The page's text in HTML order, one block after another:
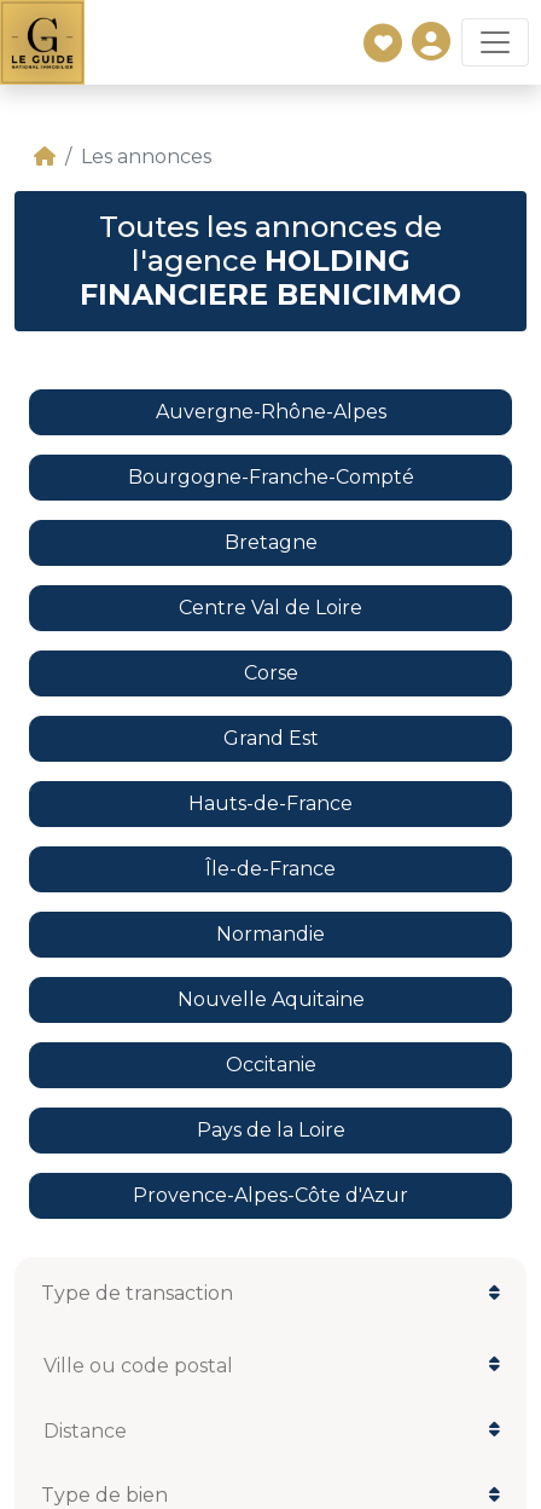
Les annonces
Toutes les annonces de
l'agence HOLDING
FINANCIERE BENICIMMO
Auvergne-Rhône-Alpes
Bourgogne-Franche-Compté
Bretagne
Centre Val de Loire
Corse
Grand Est
Hauts-de-France
Île-de-France
Normandie
Nouvelle Aquitaine
Occitanie
Pays de la Loire
Provence-Alpes-Côte d'Azur
Ville ou code postal
Distance